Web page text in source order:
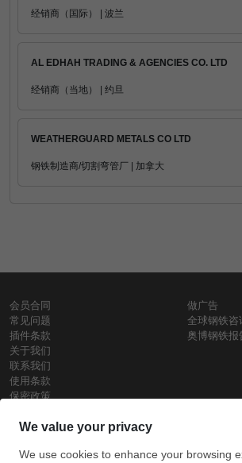
经销商（国际） | 波兰
AL EDHAH TRADING & AGENCIES CO. LTD
经销商（当地） | 约旦
WEATHERGUARD METALS CO LTD
钢铁制造商/切割弯管厂 | 加拿大
会员合同
常见问题
插件条款
关于我们
联系我们
使用条款
保密政策
做广告
全球钢铁咨
奥博钢铁报
铁价格